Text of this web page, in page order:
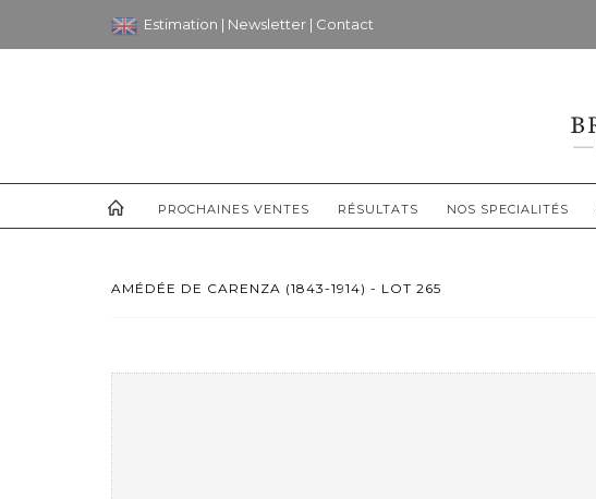
Estimation | Newsletter | Contact
PROCHAINES VENTES RÉSULTATS NOS SPECIALITÉS
AMÉDÉE DE CARENZA (1843-1914) - LOT 265